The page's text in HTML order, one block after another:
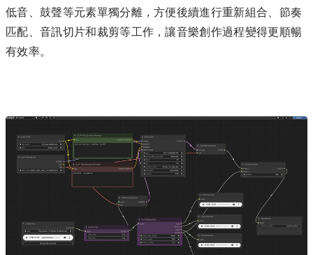
低音、鼓聲等元素單獨分離，方便後續進行重新組合、節奏
匹配、音訊切片和裁剪等工作，讓音樂創作過程變得更順暢
有效率。